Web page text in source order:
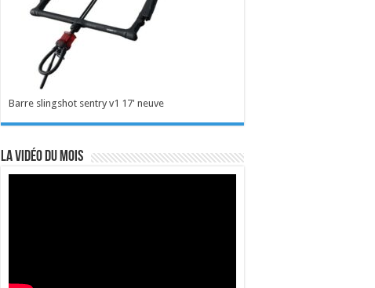
Barre slingshot sentry v1 17' neuve
La vidéo du mois